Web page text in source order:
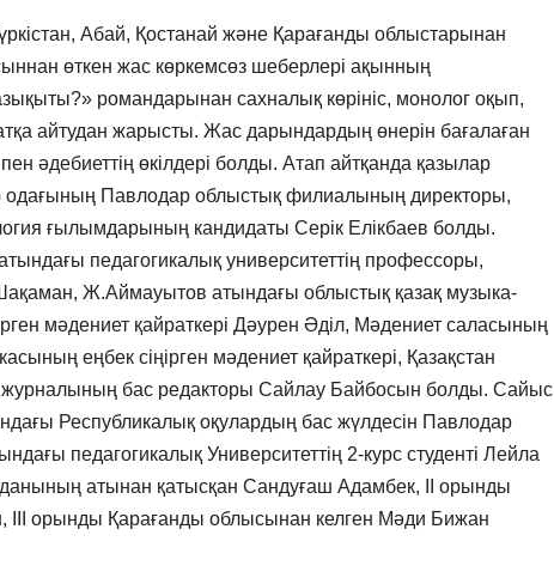
Абай, Қостанай және Қарағанды облыстарынан
өткен жас көркемсөз шеберлері ақынның
романдарынан сахналық көрініс, монолог оқып,
айтудан жарысты. Жас дарындардың өнерін бағалаған
әдебиеттің өкілдері болды. Атап айтқанда қазылар
Павлодар облыстық филиалының директоры,
ғылымдарының кандидаты Серік Елікбаев болды.
педагогикалық университеттің профессоры,
Ж.Аймауытов атындағы облыстық қазақ музыка-
мәдениет қайраткері Дәурен Әділ, Мәдениет саласының
еңбек сіңірген мәдениет қайраткері, Қазақстан
бас редакторы Сайлау Байбосын болды. Сайыс
Республикалық оқулардың бас жүлдесін Павлодар
педагогикалық Университеттің 2-курс студенті Лейла
атынан қатысқан Сандуғаш Адамбек, ІІ орынды
ІІІ орынды Қарағанды облысынан келген Мәди Бижан